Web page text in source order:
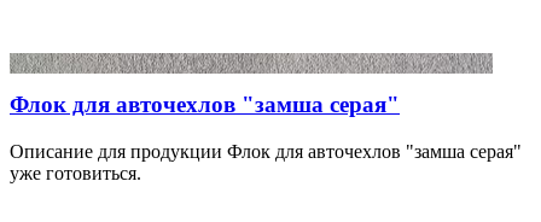
Флок для авточехлов "замша серая"
Описание для продукции Флок для авточехлов "замша серая"
уже готовиться.